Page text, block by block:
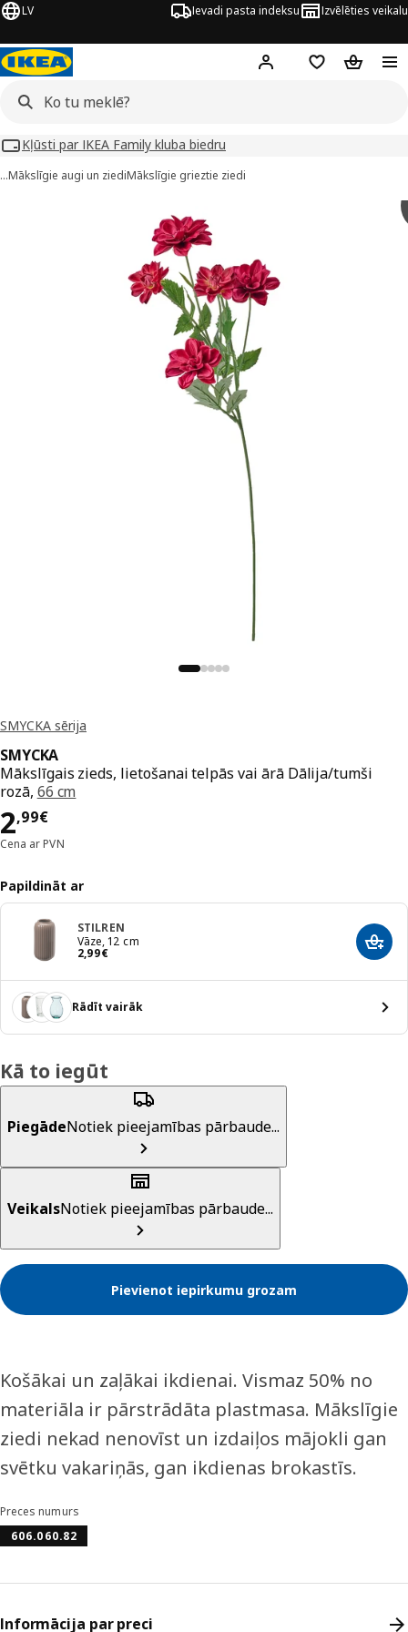
LV Ievadi pasta indeksu Izvēlēties veikalu
Hej! Pierakstīties
PirkumuPirkumu
Kļūsti par IKEA Family kluba biedru
…Mākslīgie augi un ziediMākslīgie grieztie ziedi
SMYCKA sērija
SMYCKA
Mākslīgais zieds, lietošanai telpās vai ārā Dālija/tumši
rozā, 66 cm
2,99€
Cena 2,99€
Cena ar PVN
Papildināt ar
STILREN
Vāze, 12 cm
2,99€
Cena 2,99€
Rādīt vairāk
Kā to iegūt
PiegādeNotiek pieejamības pārbaude...
VeikalsNotiek pieejamības pārbaude...
Pievienot iepirkumu grozam
Košākai un zaļākai ikdienai. Vismaz 50% no
materiāla ir pārstrādāta plastmasa. Mākslīgie
ziedi nekad nenovīst un izdaiļos mājokli gan
svētku vakariņās, gan ikdienas brokastīs.
Preces numurs
606.060.82
Informācija par preci